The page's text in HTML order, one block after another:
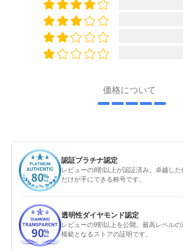
価格について
認証プラチナ認定
レビューの8割以上が認証済み。卓越し
だけが手にできる称号です。
透明性ダイヤモンド認定
レビューの9割以上を公開。最高レベルの
模範となるストアの証明です。